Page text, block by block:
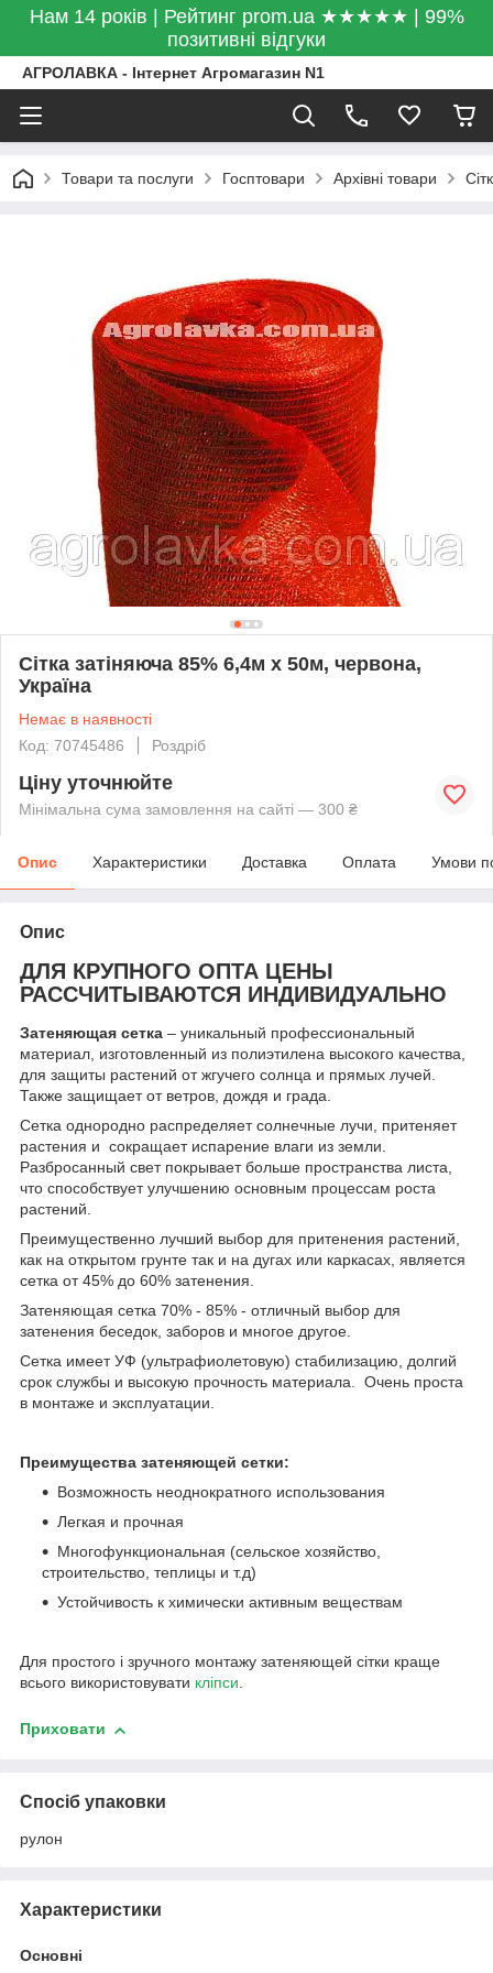
Нам 14 років | Рейтинг prom.ua ★★★★★ | 99%
позитивні відгуки
АГРОЛАВКА - Інтернет Агромагазин N1
Товари та послуги Госптовари Архівні товари
Сітка затіняюча 85% 6,4м х 50м, червона,
Україна
Немає в наявності
Код: 70745486
Роздріб
Ціну уточнюйте
Мінімальна сума замовлення на сайті — 300 ₴
Опис Характеристики Доставка Оплата Умови
Опис
ДЛЯ КРУПНОГО ОПТА ЦЕНЫ
РАССЧИТЫВАЮТСЯ ИНДИВИДУАЛЬНО
Затеняющая сетка – уникальный профессиональный
материал, изготовленный из полиэтилена высокого качества,
для защиты растений от жгучего солнца и прямых лучей.
Также защищает от ветров, дождя и града.
Сетка однородно распределяет солнечные лучи, притеняет
растения и сокращает испарение влаги из земли.
Разбросанный свет покрывает больше пространства листа,
что способствует улучшению основным процессам роста
растений.
Преимущественно лучший выбор для притенения растений,
как на открытом грунте так и на дугах или каркасах, является
сетка от 45% до 60% затенения.
Затеняющая сетка 70% - 85% - отличный выбор для
затенения беседок, заборов и многое другое.
Сетка имеет УФ (ультрафиолетовую) стабилизацию, долгий
срок службы и высокую прочность материала. Очень проста
в монтаже и эксплуатации.
Преимущества затеняющей сетки:
Возможность неоднократного использования
Легкая и прочная
Многофункциональная (сельское хозяйство,
строительство, теплицы и т.д)
Устойчивость к химически активным веществам
Для простого і зручного монтажу затеняющей сітки краще
всього використовувати кліпси.
Приховати
Спосіб упаковки
рулон
Характеристики
Основні